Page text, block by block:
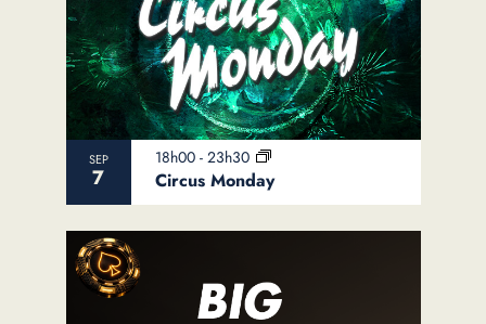
SEP
7 Circus Monday
18h00 - 23h30